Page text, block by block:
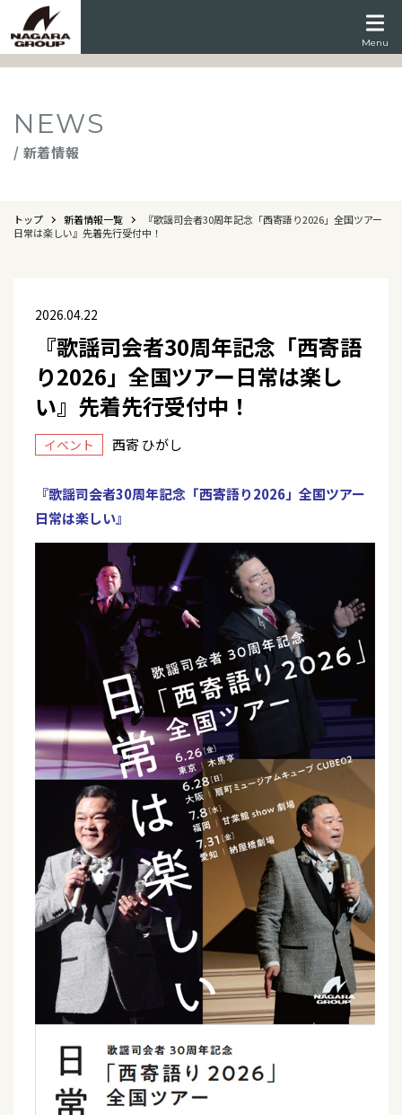
Menu
NEWS
/ 新着情報
トップ 新着情報一覧
『歌謡司会者30周年記念「西寄語り2026」全国ツアー
日常は楽しい』先着先行受付中！
2026.04.22
『歌謡司会者30周年記念「西寄語
り2026」全国ツアー日常は楽し
い』先着先行受付中！
イベント 西寄 ひがし
『歌謡司会者30周年記念「西寄語り2026」全国ツアー
日常は楽しい』